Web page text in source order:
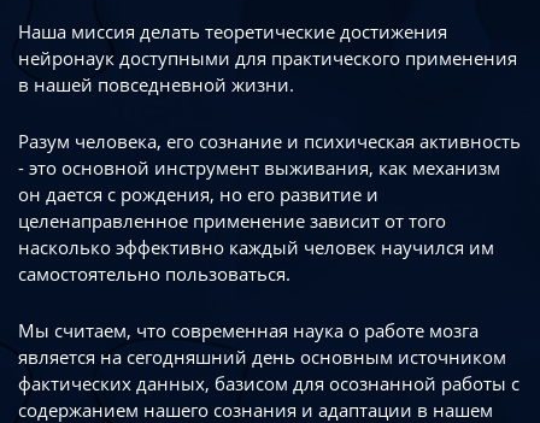
Наша миссия делать теоретические достижения
нейронаук доступными для практического применения
в нашей повседневной жизни.
Разум человека, его сознание и психическая активность
- это основной инструмент выживания, как механизм
он дается с рождения, но его развитие и
целенаправленное применение зависит от того
насколько эффективно каждый человек научился им
самостоятельно пользоваться.
Мы считаем, что современная наука о работе мозга
является на сегодняшний день основным источником
фактических данных, базисом для осознанной работы с
содержанием нашего сознания и адаптации в нашем